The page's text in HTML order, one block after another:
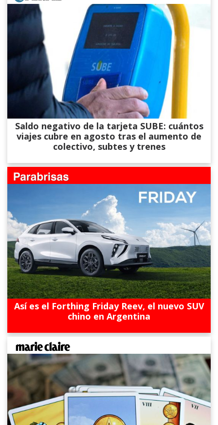
Saldo negativo de la tarjeta SUBE: cuántos
viajes cubre en agosto tras el aumento de
colectivo, subtes y trenes
Así es el Forthing Friday Reev, el nuevo SUV
chino en Argentina